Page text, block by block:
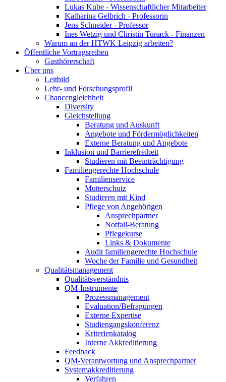
Lukas Kube - Wissenschaftlicher Mitarbeiter
Katharina Gelbrich - Professorin
Jens Schneider - Professor
Ines Wetzig und Christin Tunack - Finanzen
Warum an der HTWK Leipzig arbeiten?
Öffentliche Vortragsreihen
Gasthörerschaft
Über uns
Leitbild
Lehr- und Forschungsprofil
Chancengleichheit
Diversity
Gleichstellung
Beratung und Auskunft
Angebote und Fördermöglichkeiten
Externe Beratung und Angebote
Inklusion und Barrierefreiheit
Studieren mit Beeinträchtigung
Familiengerechte Hochschule
Familienservice
Mutterschutz
Studieren mit Kind
Pflege von Angehörigen
Ansprechpartner
Notfall-Beratung
Pflegekurse
Links & Dokumente
Audit familiengerechte Hochschule
Woche der Familie und Gesundheit
Qualitätsmanagement
Qualitätsverständnis
QM-Instrumente
Prozessmanagement
Evaluation/Befragungen
Externe Expertise
Studiengangskonferenz
Kriterienkatalog
Interne Akkreditierung
Feedback
QM-Verantwortung und Ansprechpartner
Systemakkreditierung
Verfahren